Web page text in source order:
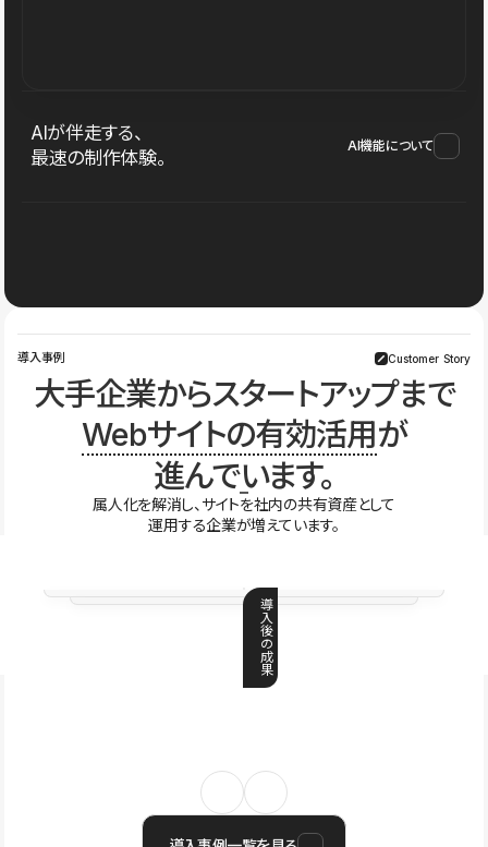
AIが伴走する、
最速の制作体験。
AI機能について
導入事例 Customer Story
大手企業からスタートアップまで
Webサイトの有効活用が
進んでいます。
属人化を解消し、サイトを社内の共有資産として
運用する企業が増えています。
導
入
後
の
成
果